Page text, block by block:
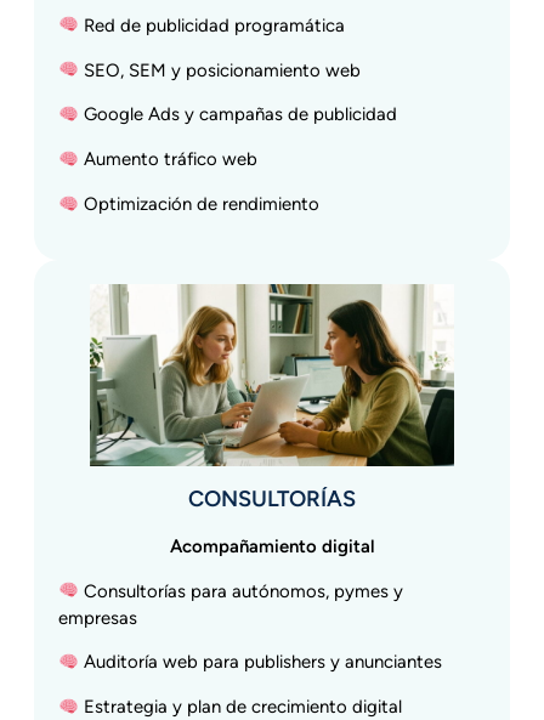
Red de publicidad programática
SEO, SEM y posicionamiento web
Google Ads y campañas de publicidad
Aumento tráfico web
Optimización de rendimiento
CONSULTORÍAS
Acompañamiento digital
Consultorías para autónomos, pymes y
empresas
Auditoría web para publishers y anunciantes
Estrategia y plan de crecimiento digital